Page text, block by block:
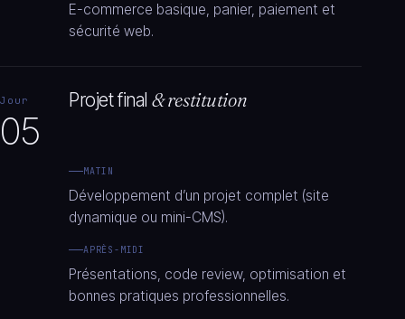
E-commerce basique, panier, paiement et
sécurité web.
Jour
05
Projet final & restitution
MATIN
Développement d’un projet complet (site
dynamique ou mini-CMS).
APRÈS-MIDI
Présentations, code review, optimisation et
bonnes pratiques professionnelles.